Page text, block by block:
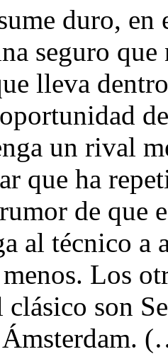
duro,
seguro
lleva
un rival
que ha
de que
al técnico a
menos. Los
clásico son